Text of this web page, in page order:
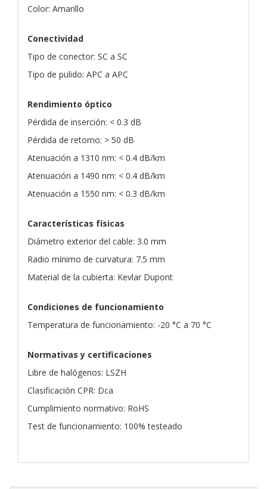
Color: Amarillo
Conectividad
Tipo de conector: SC a SC
Tipo de pulido: APC a APC
Rendimiento óptico
Pérdida de inserción: < 0.3 dB
Pérdida de retorno: > 50 dB
Atenuación a 1310 nm: < 0.4 dB/km
Atenuación a 1490 nm: < 0.4 dB/km
Atenuación a 1550 nm: < 0.3 dB/km
Características físicas
Diámetro exterior del cable: 3.0 mm
Radio mínimo de curvatura: 7.5 mm
Material de la cubierta: Kevlar Dupont
Condiciones de funcionamiento
Temperatura de funcionamiento: -20 °C a 70 °C
Normativas y certificaciones
Libre de halógenos: LSZH
Clasificación CPR: Dca
Cumplimiento normativo: RoHS
Test de funcionamiento: 100% testeado